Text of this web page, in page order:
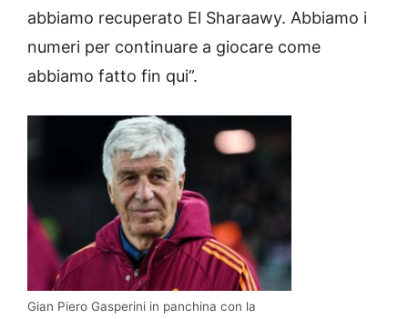
abbiamo recuperato El Sharaawy. Abbiamo i
numeri per continuare a giocare come
abbiamo fatto fin qui”.
Gian Piero Gasperini in panchina con la